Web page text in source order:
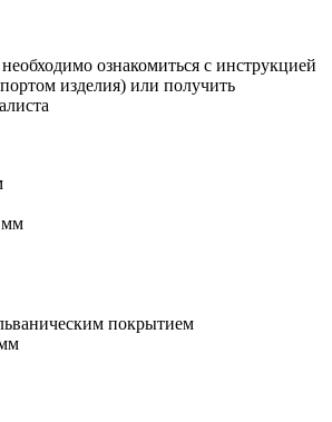
ознакомиться с инструкцией
изделия) или получить
мм
покрытием